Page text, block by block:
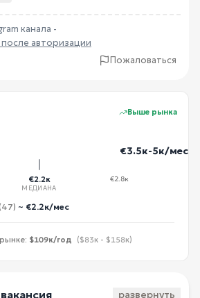
канала -
авторизации
Пожаловаться
Выше рынка
€3.5к-5к/мес
€2.2к
МЕДИАНА
€2.8к
~ €2.2к/мес
$109к/год ($83к - $158к)
развернуть